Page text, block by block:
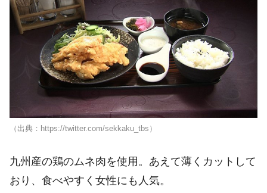
（出典：https://twitter.com/sekkaku_tbs）
九州産の鶏のムネ肉を使用。あえて薄くカットして
おり、食べやすく女性にも人気。